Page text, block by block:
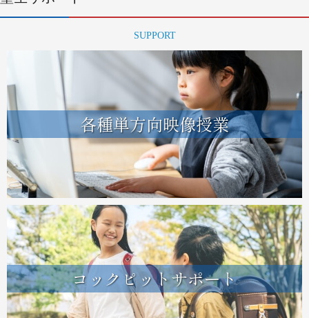
SUPPORT
各種単方向映像授業
コックピットサポート